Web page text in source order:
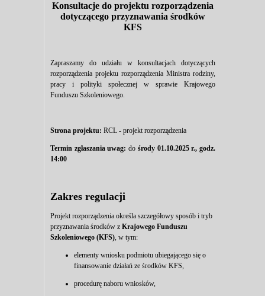
Konsultacje do projektu rozporządzenia
dotyczącego przyznawania środków
KFS
Zapraszamy do udziału w konsultacjach dotyczących
rozporządzenia projektu rozporządzenia Ministra rodziny,
pracy i polityki społecznej w sprawie Krajowego
Funduszu Szkoleniowego.
Strona projektu: RCL - projekt rozporządzenia
Termin zgłaszania uwag: do środy 01.10.2025 r., godz.
14:00
Zakres regulacji
Projekt rozporządzenia określa szczegółowy sposób i tryb
przyznawania środków z Krajowego Funduszu
Szkoleniowego (KFS), w tym:
elementy wniosku podmiotu ubiegającego się o
finansowanie działań ze środków KFS,
procedurę naboru wniosków,